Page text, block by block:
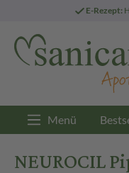
E-Rezept:
Menü
NEUROCIL